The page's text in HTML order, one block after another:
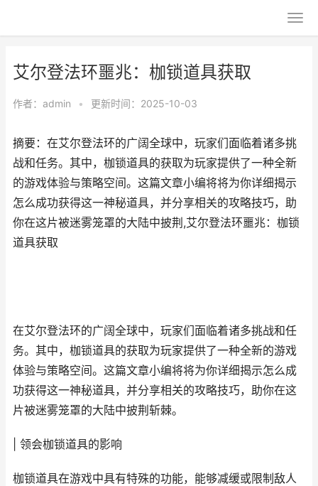
艾尔登法环噩兆：枷锁道具获取
作者： admin • 更新时间：2025-10-03
摘要：在艾尔登法环的广阔全球中，玩家们面临着诸多挑
战和任务。其中，枷锁道具的获取为玩家提供了一种全新
的游戏体验与策略空间。这篇文章小编将将为你详细揭示
怎么成功获得这一神秘道具，并分享相关的攻略技巧，助
你在这片被迷雾笼罩的大陆中披荆,艾尔登法环噩兆：枷锁
道具获取
在艾尔登法环的广阔全球中，玩家们面临着诸多挑战和任
务。其中，枷锁道具的获取为玩家提供了一种全新的游戏
体验与策略空间。这篇文章小编将将为你详细揭示怎么成
功获得这一神秘道具，并分享相关的攻略技巧，助你在这
片被迷雾笼罩的大陆中披荆斩棘。
| 领会枷锁道具的影响
枷锁道具在游戏中具有特殊的功能，能够减缓或限制敌人